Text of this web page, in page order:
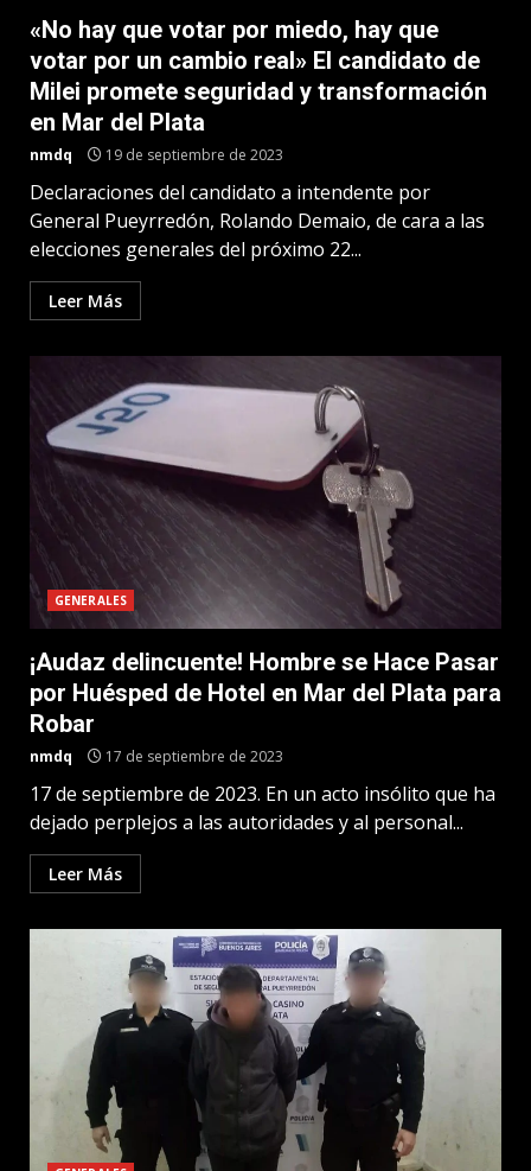
«No hay que votar por miedo, hay que
votar por un cambio real» El candidato de
Milei promete seguridad y transformación
en Mar del Plata
nmdq 19 de septiembre de 2023
Declaraciones del candidato a intendente por
General Pueyrredón, Rolando Demaio, de cara a las
elecciones generales del próximo 22...
Leer Más
GENERALES
¡Audaz delincuente! Hombre se Hace Pasar
por Huésped de Hotel en Mar del Plata para
Robar
nmdq 17 de septiembre de 2023
17 de septiembre de 2023. En un acto insólito que ha
dejado perplejos a las autoridades y al personal...
Leer Más